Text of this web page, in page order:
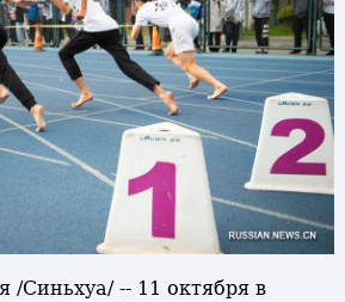
/Синьхуа/ -- 11 октября в